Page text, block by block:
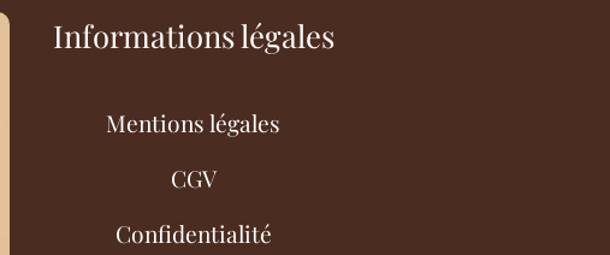
Informations légales
Mentions légales
CGV
Confidentialité